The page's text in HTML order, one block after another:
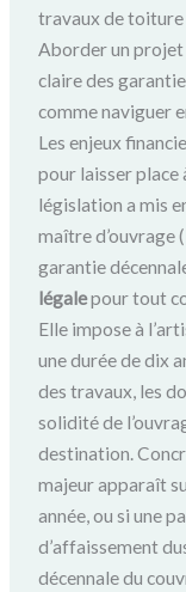
travaux de toiture
Aborder un projet
claire des
comme naviguer
Les enjeux
pour laisser place
législation a mis
maître d’ouvrage
garantie
légalepour tout
Elle impose à
une durée de dix
des travaux, les
solidité de
destination.
majeur apparaît
année, ou si une
d’affaissement
décennale du